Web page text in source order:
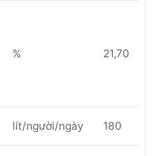
% 21,70
lít/người/ngày 180